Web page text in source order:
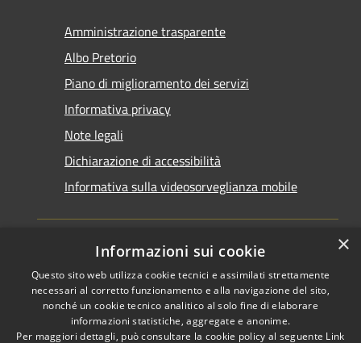
Amministrazione trasparente
Albo Pretorio
Piano di miglioramento dei servizi
Informativa privacy
Note legali
Dichiarazione di accessibilità
Informativa sulla videosorveglianza mobile
RSS
Accessibilità
Copyright © 2026 • Comune di
Taranto • Powered by
Municipium•Accesso
×
Informazioni sui cookie
Questo sito web utilizza cookie tecnici e assimilati strettamente
necessari al corretto funzionamento e alla navigazione del sito,
nonché un cookie tecnico analitico al solo fine di elaborare
informazioni statistiche, aggregate e anonime.
Per maggiori dettagli, può consultare la cookie policy al seguente Link